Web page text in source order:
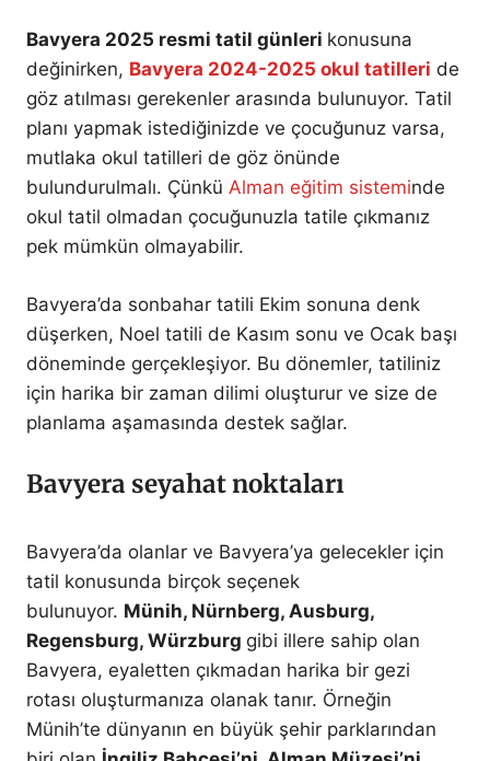
Bavyera 2025 resmi tatil günleri konusuna
değinirken, Bavyera 2024-2025 okul tatilleri de
göz atılması gerekenler arasında bulunuyor. Tatil
planı yapmak istediğinizde ve çocuğunuz varsa,
mutlaka okul tatilleri de göz önünde
bulundurulmalı. Çünkü Alman eğitim sisteminde
okul tatil olmadan çocuğunuzla tatile çıkmanız
pek mümkün olmayabilir.
Bavyera’da sonbahar tatili Ekim sonuna denk
düşerken, Noel tatili de Kasım sonu ve Ocak başı
döneminde gerçekleşiyor. Bu dönemler, tatiliniz
için harika bir zaman dilimi oluşturur ve size de
planlama aşamasında destek sağlar.
Bavyera seyahat noktaları
Bavyera’da olanlar ve Bavyera’ya gelecekler için
tatil konusunda birçok seçenek
bulunuyor. Münih, Nürnberg, Ausburg,
Regensburg, Würzburg gibi illere sahip olan
Bavyera, eyaletten çıkmadan harika bir gezi
rotası oluşturmanıza olanak tanır. Örneğin
Münih’te dünyanın en büyük şehir parklarından